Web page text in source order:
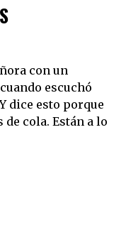
con un
escuchó
dice esto porque
cola. Están a lo